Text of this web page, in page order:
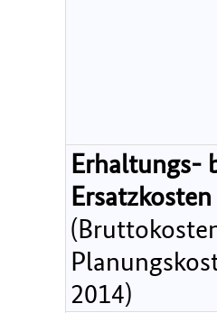
Erhaltungs-
Ersatzkosten
2014)